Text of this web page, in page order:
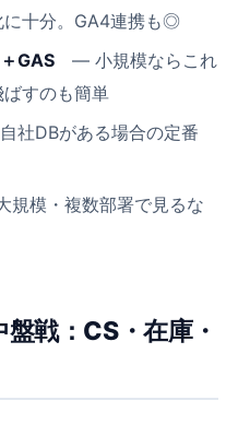
に十分。GA4連携も◎
GAS ― 小規模ならこれ
すのも簡単
社DBがある場合の定番
模・複数部署で見るな
：CS・在庫・